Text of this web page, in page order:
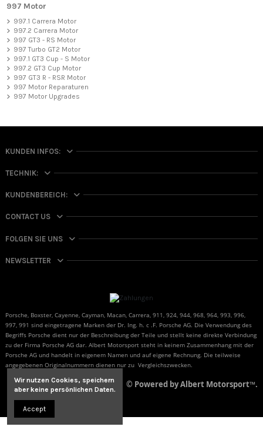
997 Motor
997.1 Carrera Motor
997.2 Carrera Motor
997 GT3 - RS Motor
997 Turbo GT2 Motor
997.1 GT3 Cup - S Motor
997.2 GT3 Cup Motor
997 GT3 R - RSR Motor
997 Motor Reparaturen
997 Motor Upgrades
KUNDEN INFOS:
TECHNIK:
KUNDENBEREICH:
CONTACT US
FOLGEN SIE UNS
NEWSLETTER
Porsche, Boxster, Cayenne, Cayman, Macan, Carrera, 911, 924, 944, 968, 964, 993, 996,
997, 991 sind eingetragene Marken der Dr. Ing. h. c .F. Porsche AG. Die Verwendung des
Begriffs Porsche dient nur der Beschreibung der Teile und stellt keine direkte Verbindung
zu der Firma Porsche AG dar. Albert Motorsport steht in keinem Zusammenhang mit der
Porsche AG und handelt in eigenem Namen und auf eigene Rechnung. Die teilweise
angegebenen Originalnummern dienen nur zu Vergleichszwecken.
© Powered by Albert Motorsport™.
Wir nutzen Cookies, speichern
aberkeine persönlichen Daten.
Accept